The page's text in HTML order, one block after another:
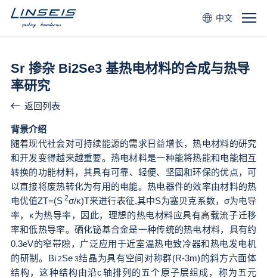
中文
Sr 掺杂 Bi2Se3 基热电材料的合成与热导
率研究
返回列表
背景介绍
随着现代社会对可持续能源的需求日益增长，热电材料的研究
和开发变得越来越重要。热电材料是一种能将热能和电能相互
转换的功能材料，其具有可靠、轻便、坚固和环保的优点，可
以直接将废热转化为有用的电能。热电器件的效率由材料的热
电优值ZT=(S 2σ/κ)T来进行表征,其中S为塞贝克系数，σ为电导
率，κ为热导率，因此，理想的热电材料应具有高载流子迁移
率和低热导率。硒化铋基合金是一种传统的热电材料，具有约
0.3eV的窄带隙，广泛应用于近室温热电致冷器和热电发电机
的研制。Bi 2Se 3结晶为具有空间对称群(R-3m)的斜方六面体
结构，这种结构由沿c轴排列的五个原子层组成，称为五元